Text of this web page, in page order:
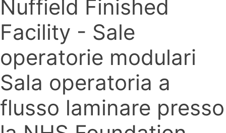
Nuffield Finished
Facility - Sale
operatorie modulari
Sala operatoria a
flusso laminare presso